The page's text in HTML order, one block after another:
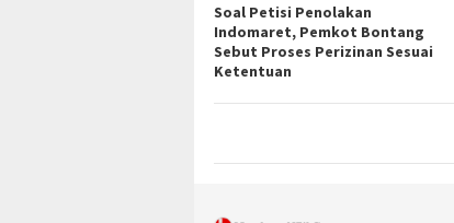
Soal Petisi Penolakan
Indomaret, Pemkot Bontang
Sebut Proses Perizinan Sesuai
Ketentuan